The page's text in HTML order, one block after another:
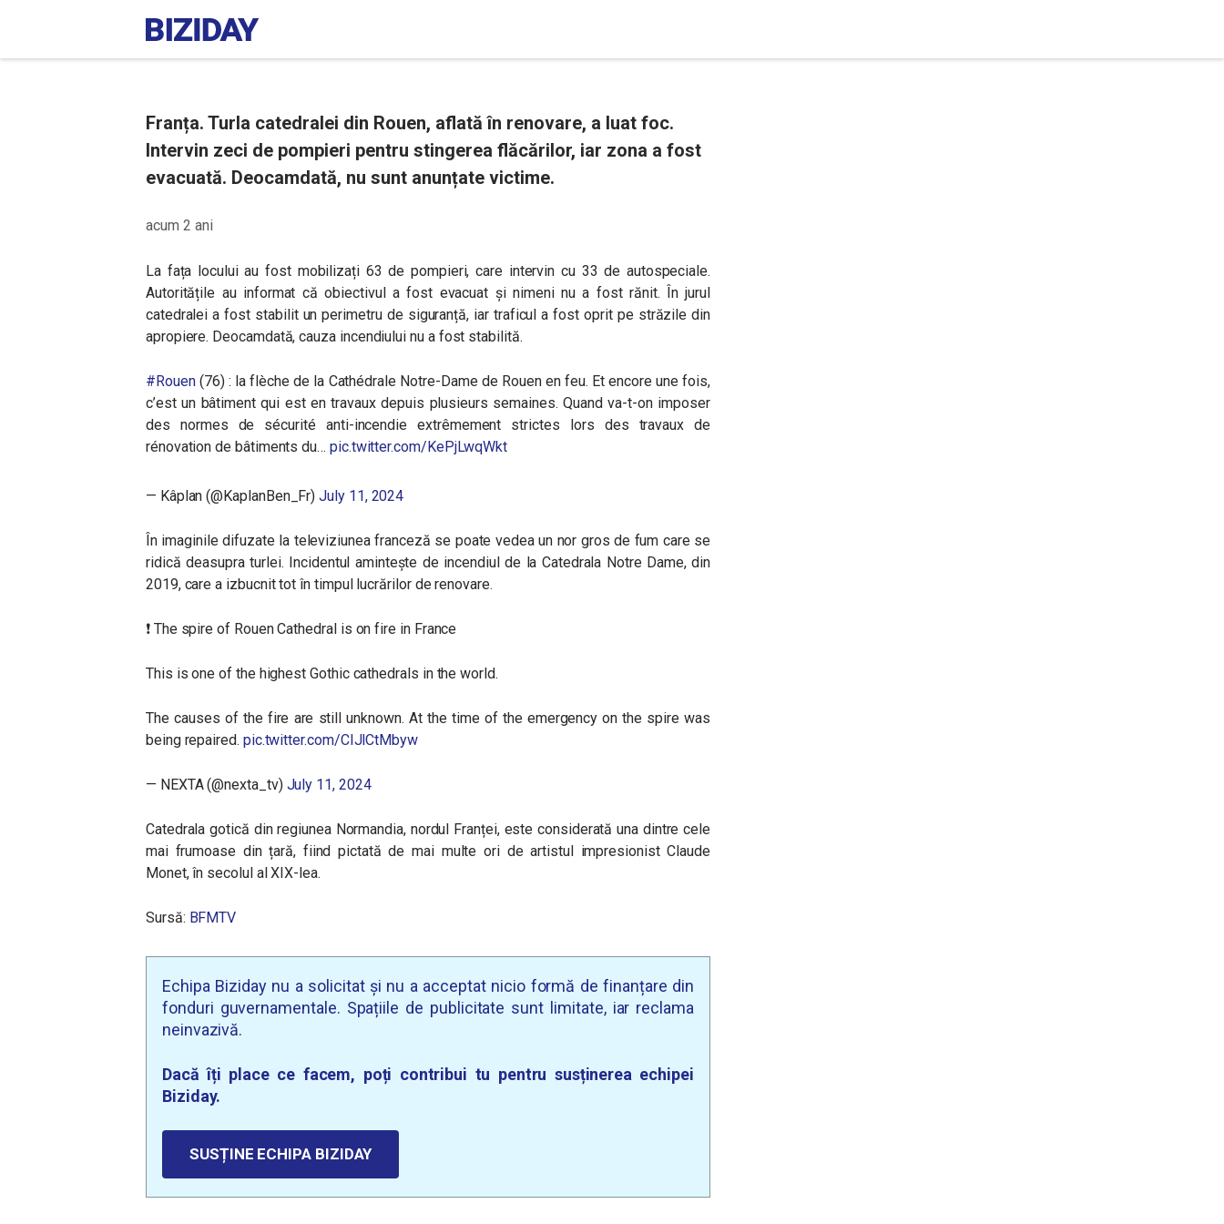
Franța. Turla catedralei din Rouen, aflată în renovare, a luat foc.
Intervin zeci de pompieri pentru stingerea flăcărilor, iar zona a fost
evacuată. Deocamdată, nu sunt anunțate victime.
acum 2 ani
La fața locului au fost mobilizați 63 de pompieri, care intervin cu 33 de autospeciale.
Autoritățile au informat că obiectivul a fost evacuat și nimeni nu a fost rănit. În jurul
catedralei a fost stabilit un perimetru de siguranță, iar traficul a fost oprit pe străzile din
apropiere. Deocamdată, cauza incendiului nu a fost stabilită.
#Rouen(76) : la flèche de la Cathédrale Notre-Dame de Rouen en feu. Et encore une fois,
c’est un bâtiment qui est en travaux depuis plusieurs semaines. Quand va-t-on imposer
des normes de sécurité anti-incendie extrêmement strictes lors des travaux de
rénovation de bâtiments du… pic.twitter.com/KePjLwqWkt
— Kâplan (@KaplanBen_Fr)July 11, 2024
În imaginile difuzate la televiziunea franceză se poate vedea un nor gros de fum care se
ridică deasupra turlei. Incidentul amintește de incendiul de la Catedrala Notre Dame, din
2019, care a izbucnit tot în timpul lucrărilor de renovare.
❗️ The spire of Rouen Cathedral is on fire in France
This is one of the highest Gothic cathedrals in the world.
The causes of the fire are still unknown. At the time of the emergency on the spire was
being repaired. pic.twitter.com/CIJlCtMbyw
— NEXTA (@nexta_tv) July 11, 2024
Catedrala gotică din regiunea Normandia, nordul Franței, este considerată una dintre cele
mai frumoase din țară, fiind pictată de mai multe ori de artistul impresionist Claude
Monet, în secolul al XIX-lea.
Sursă: BFMTV
Echipa Biziday nu a solicitat și nu a acceptat nicio formă de finanțare din
fonduri guvernamentale. Spațiile de publicitate sunt limitate, iar reclama
neinvazivă.
Dacă îți place ce facem, poți contribui tu pentru susținerea echipei
Biziday.
SUSȚINE ECHIPA BIZIDAY